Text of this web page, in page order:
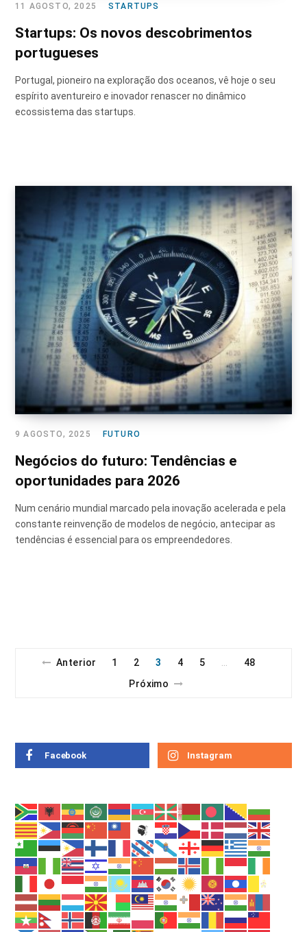
STARTUPS
11 AGOSTO, 2025
Startups: Os novos descobrimentos
portugueses
Portugal, pioneiro na exploração dos oceanos, vê hoje o seu
espírito aventureiro e inovador renascer no dinâmico
ecossistema das startups.
FUTURO
9 AGOSTO, 2025
Negócios do futuro: Tendências e
oportunidades para 2026
Num cenário mundial marcado pela inovação acelerada e pela
constante reinvenção de modelos de negócio, antecipar as
tendências é essencial para os empreendedores.
Anterior 1 2 3 4 5 …
48
Próximo
Facebook Instagram